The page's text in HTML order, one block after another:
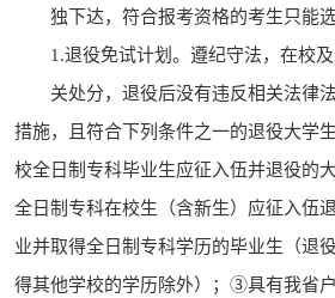
独下达，符合报考资格的考生只能
1.退役免试计划。遵纪守法，在校
关处分，退役后没有违反相关法律
措施，且符合下列条件之一的退役大学
校全日制专科毕业生应征入伍并退役的
全日制专科在校生（含新生）应征入伍
业并取得全日制专科学历的毕业生（退
得其他学校的学历除外）；③具有我省